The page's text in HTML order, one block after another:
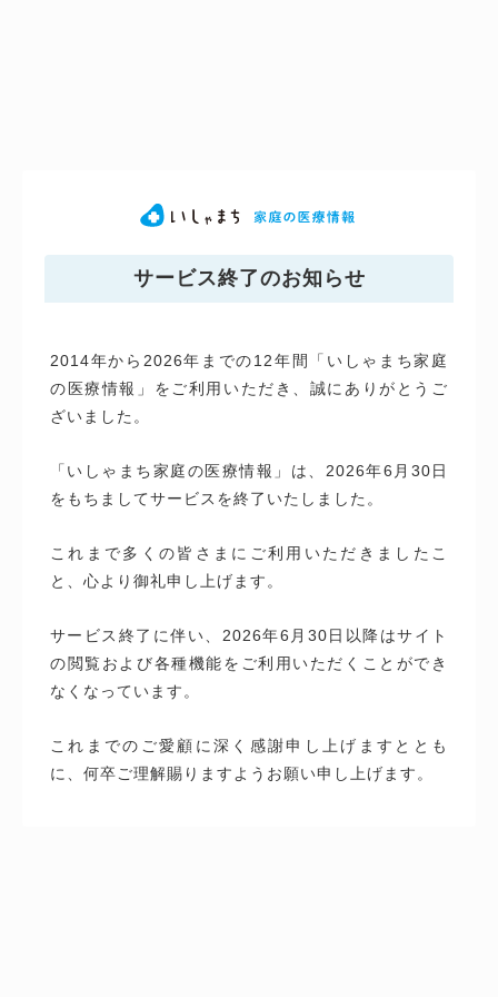
サービス終了のお知らせ
2014年から2026年までの12年間「いしゃまち家庭
の医療情報」をご利用いただき、誠にありがとうご
ざいました。
「いしゃまち家庭の医療情報」は、2026年6月30日
をもちましてサービスを終了いたしました。
これまで多くの皆さまにご利用いただきましたこ
と、心より御礼申し上げます。
サービス終了に伴い、2026年6月30日以降はサイト
の閲覧および各種機能をご利用いただくことができ
なくなっています。
これまでのご愛顧に深く感謝申し上げますととも
に、何卒ご理解賜りますようお願い申し上げます。